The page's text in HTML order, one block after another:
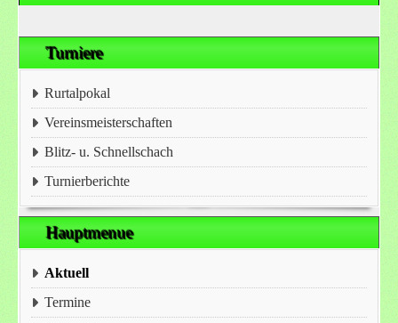
Turniere
Rurtalpokal
Vereinsmeisterschaften
Blitz- u. Schnellschach
Turnierberichte
Hauptmenue
Aktuell
Termine